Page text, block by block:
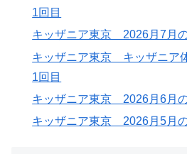
1回目
キッザニア東京 2026月7月
キッザニア東京 キッザニア
1回目
キッザニア東京 2026月6月
キッザニア東京 2026月5月